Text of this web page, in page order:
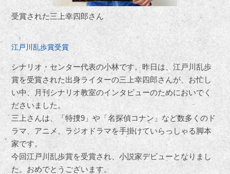
受賞された三上幸四郎さん
江戸川乱歩賞受賞
シナリオ・センター代表の小林です。昨日は、江戸川乱歩
賞を受賞された出身ライターの三上幸四郎さんが、お忙し
い中、月刊シナリオ教室のインタビューのためにおいでく
ださいました。
三上さんは、「特捜9」や「名探偵コナン」など数多くのド
ラマ、アニメ、ラジオドラマを手掛けていらっしゃる脚本
家です。
今回江戸川乱歩賞を受賞され、小説家デビューとなりまし
た。おめでとうございます。